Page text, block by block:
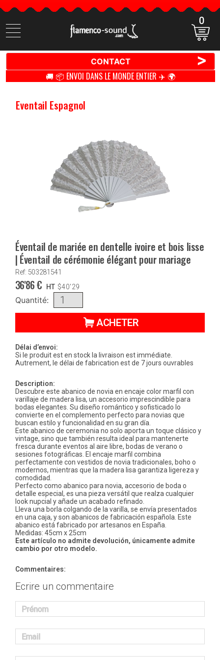
Cherchez
des
0
CONTACT >
🚚 📦 ENVOI DANS LE MONDE ENTIER ✈️ 🌍
Eventail Espagnol
Éventail de mariée en dentelle ivoire et bois lisse
| Éventail de cérémonie élégant pour mariage
Ref: 503281541
36'86€ HT $40'29
Quantité:
ACHETER
Délai d’envoi:
Si le produit est en stock la livraison est immédiate.
Autrement, le délai de fabrication est de 7 jours ouvrables
Description:
Descubre este abanico de novia en encaje color marfil con
varillaje de madera lisa, un accesorio imprescindible para
bodas elegantes. Su diseño romántico y sofisticado lo
convierte en el complemento perfecto para novias que
buscan estilo y funcionalidad en su gran día.
Este abanico de ceremonia no solo aporta un toque clásico y
vintage, sino que también resulta ideal para mantenerte
fresca durante eventos al aire libre, bodas de verano o
sesiones fotográficas. El encaje marfil combina
perfectamente con vestidos de novia tradicionales, boho o
modernos, mientras que la madera lisa garantiza ligereza y
comodidad.
Perfecto como abanico para novia, accesorio de boda o
detalle especial, es una pieza versátil que realza cualquier
look nupcial y añade un acabado refinado.
Lleva una borla colgando de la varilla, se envía presentados
en una caja, y son abanicos de fabricación española. Este
abanico está fabricado por artesanos en España.
Medidas: 45cm x 25cm
Este artículo no admite devolución, únicamente admite
cambio por otro modelo.
Commentaires:
Ecrire un commentaire
Prénom
Email